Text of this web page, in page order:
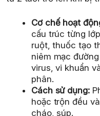
Cơ chế hoạt
cấu trúc từng
ruột, thuốc tạo
niêm mạc
virus, vi khuẩn
phân.
Cách sử dụng:
hoặc trộn đều
cháo, súp.